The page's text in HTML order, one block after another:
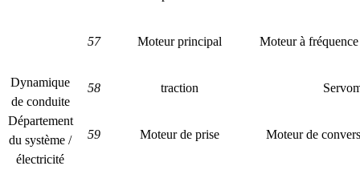
Dynamique
de conduite
Département
du système /
électricité
57 Moteur principal Moteur à
58 traction
59 Moteur de prise Moteur de